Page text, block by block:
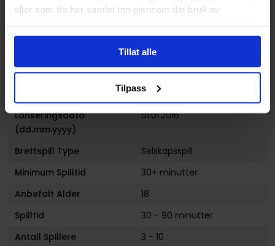
eller som de har samlet inn gjennom din bruk av
Tillat alle
Tilpass
Format
Grunnsett
Humor
Utgiver
Explosm Games
Anbefalt Antall Spillere
3 - 7
Lanseringsdato
(dd.mm.yyyy)
01.01.2016
Brettspill Type
Selskapsspill
Minimum Spilltid
30+ minutter
Anbefalt Alder
18
Spilltid
30 - 90 minutter
Antall Spillere
3 - 10